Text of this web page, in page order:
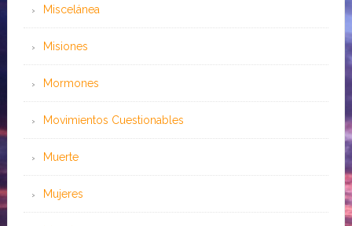
Miscelánea
Misiones
Mormones
Movimientos Cuestionables
Muerte
Mujeres